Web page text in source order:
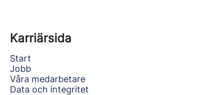
Karriärsida
Start
Jobb
Våra medarbetare
Data och integritet